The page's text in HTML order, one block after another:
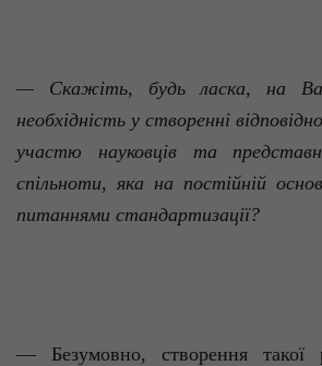
— Скажіть, будь ласка, на
необхідність у створенні
участю науковців та
спільноти, яка на постійній
питаннями стандартизації?
— Безумовно, створення такої